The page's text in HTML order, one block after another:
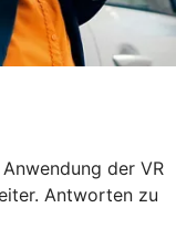
der VR
Antworten zu